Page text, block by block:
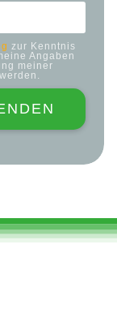
zur Kenntnis
Angaben
meiner